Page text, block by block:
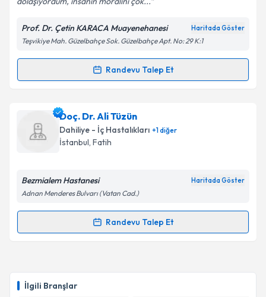
İlgili Branşlar
Kişisel verilerimin işlenmesine ilişkin
Aydınlatma
Metni'ni okudum ve kişisel verilerimin belirtilen
kapsamda işlenmesini kabul ediyorum.
Prof. Dr. Çetin KARACA Muayenehanesi Haritada Göster
Teşvikiye Mah. Güzelbahçe Sok. Güzelbahçe Apt. No: 29 K:1
Randevu Talep Et
Randevu Takvimi Talebi
Prof. Dr. Çetin Karacaiçin randevu takvimi talebi
oluşturun. Size bu uzmandan randevu almanız için bir
takvim hazırlandığında e-posta ile bilgilendireceğiz.
Kişisel verilerimin işlenmesine ilişkin
Metni'ni okudum ve kişisel verilerimin belirtilen
Doç. Dr. Ali Tüzün
Dahiliye - İç Hastalıkları +1diğer
İstanbul, Fatih
Bezmialem Hastanesi Haritada Göster
Adnan Menderes Bulvarı (Vatan Cad.)
Randevu Talep Et
Randevu Takvimi Talebi
takvim hazırlandığında e-posta ile bilgilendireceğiz.